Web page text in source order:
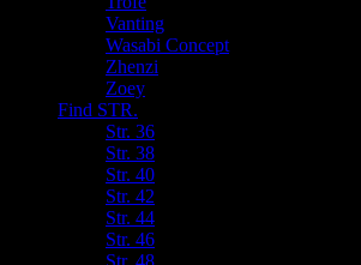
Vanting
Wasabi Concept
Zhenzi
Zoey
Find STR.
Str. 36
Str. 38
Str. 40
Str. 42
Str. 44
Str. 46
Str. 48